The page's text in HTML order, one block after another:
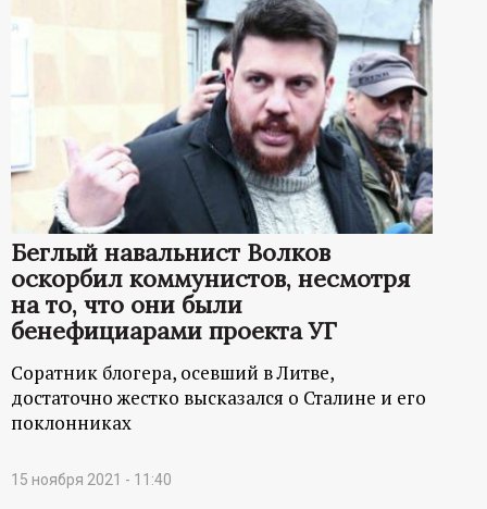
п
о
р
а
л
Беглый навальнист Волков
оскорбил коммунистов, несмотря
на то, что они были
бенефициарами проекта УГ
Соратник блогера, осевший в Литве,
достаточно жестко высказался о Сталине и его
поклонниках
15 ноября 2021 - 11:40